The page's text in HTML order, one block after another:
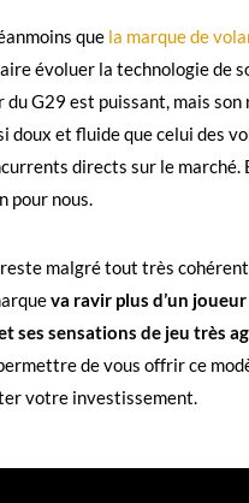
que la marque de
évoluer la technologie de
du G29 est puissant, mais son
doux et fluide que celui des
directs sur le marché.
pour nous.
reste malgré tout très
va ravir plus d’un
ses sensations de jeu très
de vous offrir ce
votre investissement.